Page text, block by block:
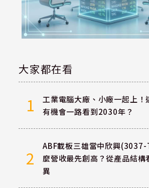
大家都在看
1
工業電腦大廠、小廠一起上！
有機會一路看到2030年？
2
ABF載板三雄當中欣興(3037-
麼營收最先創高？從產品結構
異